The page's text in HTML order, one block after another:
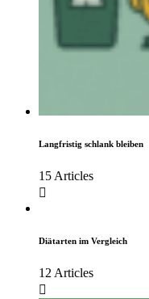
Langfristig schlank bleiben
15 Articles
Diätarten im Vergleich
12 Articles